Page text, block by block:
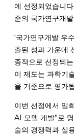
에 선정되었습니
준의 국가연구개
‘국가연구개발 우
출된 성과 가운데
종적으로 선정되
이 제도는 과학기
을 기준으로 평가
이번 선정에서 임
AI 모델 개발”로
술의 경쟁력과 실